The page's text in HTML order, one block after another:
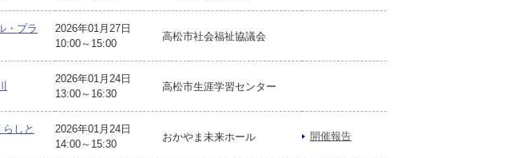
・プラ
2026年01月27日
10:00～15:00
高松市社会福祉協議会
2026年01月24日
13:00～16:30
高松市生涯学習センター
らしと
2026年01月24日
14:00～15:30
おかやま未来ホール 開催報告